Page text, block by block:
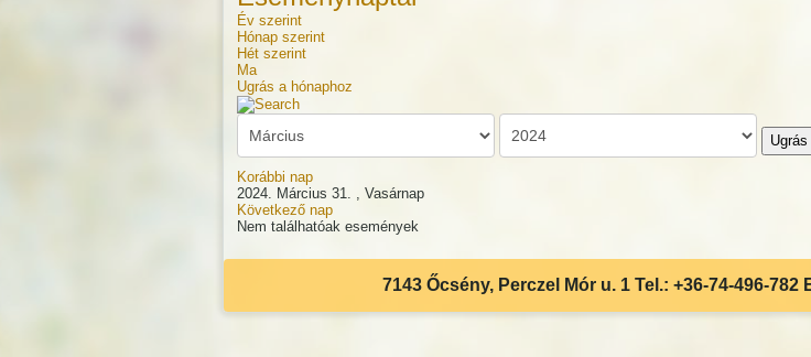
Év szerint
Hónap szerint
Hét szerint
Ma
Ugrás a hónaphoz
Korábbi nap
2024. Március 31. , Vasárnap
Következő nap
Nem találhatóak események
7143 Őcsény, Perczel Mór u. 1 Tel.: +36-74-496-